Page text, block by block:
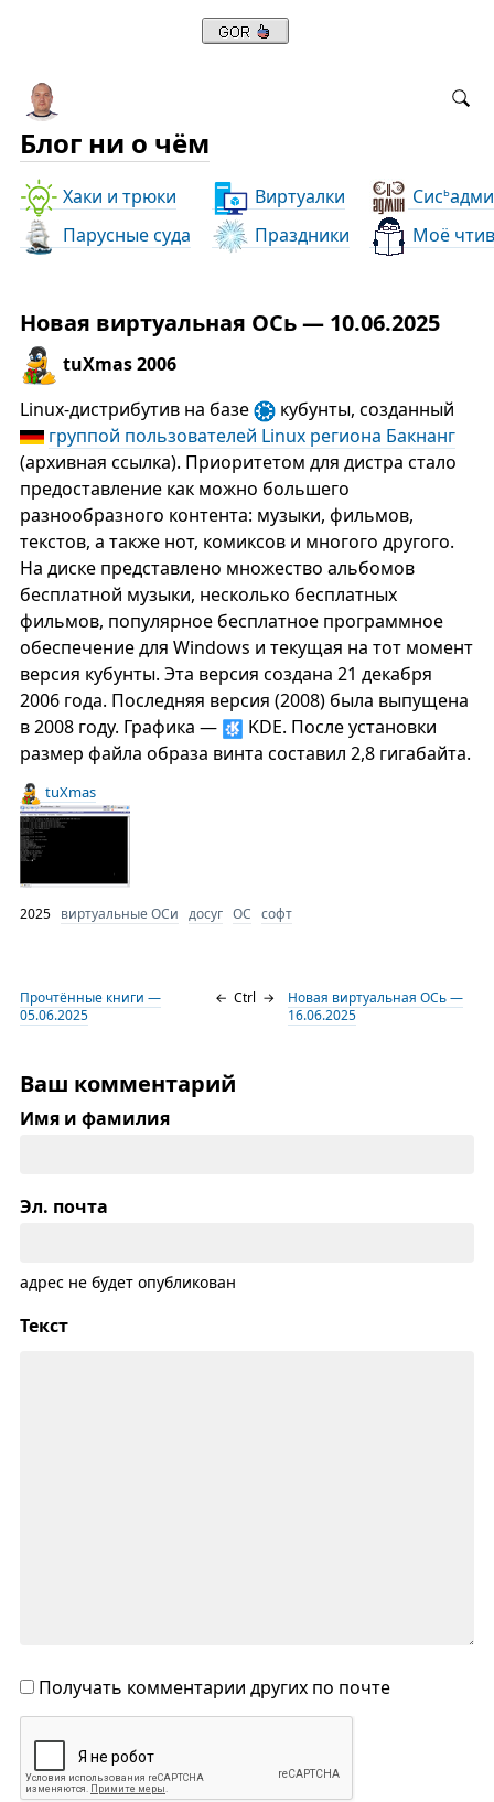
Блог ни о чём
Хаки и трюки Виртуалки Сись
Парусные суда
Праздники Моё
Новая виртуальная ОСь — 10.06.2025
tuXmas 2006
Linux-дистрибутив на базе
кубунты, созданный
группой пользователей Linux региона Бакнанг
(архивная ссылка). Приоритетом для дистра стало
предоставление как можно большего
разнообразного контента: музыки, фильмов,
текстов, а также нот, комиксов и многого другого.
На диске представлено множество альбомов
бесплатной музыки, несколько бесплатных
фильмов, популярное бесплатное программное
обеспечение для Windows и текущая на тот момент
версия кубунты. Эта версия создана 21 декабря
2006 года. Последняя версия (2008) была выпущена
в 2008 году. Графика —
KDE. После установки
размер файла образа винта составил 2,8 гигабайта.
tuXmas
2025 виртуальные ОСи досуг ОС софт
Прочтённые книги —
05.06.2025
← Ctrl →
Новая виртуальная ОСь —
16.06.2025
Ваш комментарий
Имя и фамилия
Эл. почта
адрес не будет опубликован
Текст
Получать комментарии других по почте